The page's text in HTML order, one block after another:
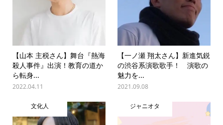
【山本 主税さん】舞台『熱海
殺人事件』出演！教育の道か
ら転身...
2022.04.11
【一ノ瀬 翔太さん】新進気鋭
の渋谷系演歌歌手！ 演歌の
魅力を...
2021.09.08
文化人 ジャニオタ